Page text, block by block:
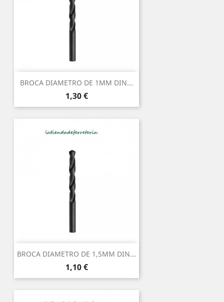
BROCA DIAMETRO DE 1MM DIN...
Precio
1,30 €
BROCA DIAMETRO DE 1,5MM DIN...
Precio
1,10 €